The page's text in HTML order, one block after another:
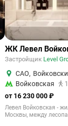
ЖК Левел
Застройщик Level
САО,
Войковская
от 16 230 000 ₽
Левел Войковская -
Москвы, между